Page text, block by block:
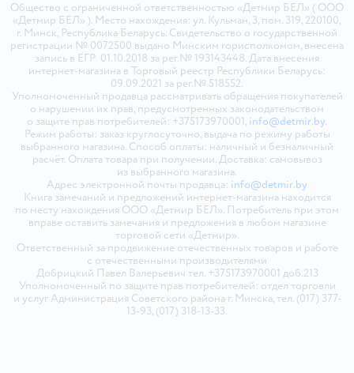
Общество с ограниченной ответственностью «Детмир БЕЛ» ( ООО
«Детмир БЕЛ» ). Место нахождения: ул. Кульман, 3, пом. 319, 220100,
г. Минск, Республика Беларусь. Свидетельство о государственной
регистрации № 0072500 выдано Минским горисполкомом, внесена
запись в ЕГР 01.10.2018 за рег.№ 193143448. Дата внесения
интернет-магазина в Торговый реестр Республики Беларусь:
09.09.2021 за рег.№ 518552.
Уполномоченный продавца рассматривать обращения покупателей
о нарушении их прав, предусмотренных законодательством
о защите прав потребителей: +375173970001, info@detmir.by.
Режим работы: заказ круглосуточно, выдача по режиму работы
выбранного магазина. Способ оплаты: наличный и безналичный
расчёт. Оплата товара при получении. Доставка: самовывоз
из выбранного магазина.
Адрес электронной почты продавца: info@detmir.by
Книга замечаний и предложений интернет-магазина находится
по месту нахождения ООО «Детмир БЕЛ». Потребитель при этом
вправе оставить замечания и предложения в любом магазине
торговой сети «Детмир».
Ответственный за продвижение отечественных товаров и работе
с отечественными производителями
Добрицкий Павел Валерьевич тел. +375173970001 доб.213
Уполномоченный по защите прав потребителей: отдел торговли
и услуг Администрация Советского района г. Минска, тел. (017) 377-
13-93, (017) 318-13-33.